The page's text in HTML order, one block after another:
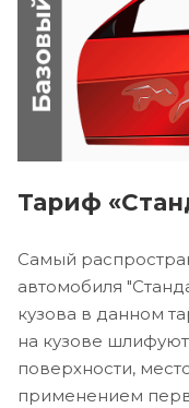
Тариф
Самый
автомобиля
кузова в данном
на кузове
поверхности,
применением